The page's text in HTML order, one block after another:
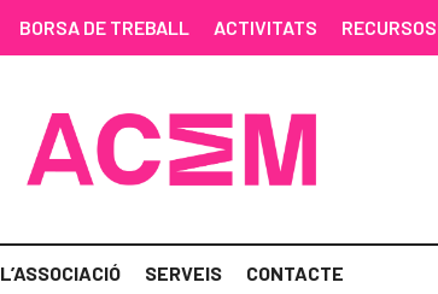
BORSA DE TREBALL ACTIVITATS RECURSOS
L’ASSOCIACIÓ SERVEIS CONTACTE